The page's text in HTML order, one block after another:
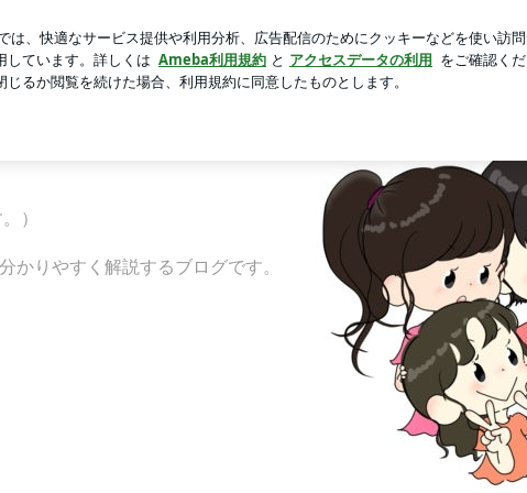
イプ。自咬症② | 獣医師youのつぶやき。
Blog Ameblo
キロ減量した方法
）
かりやすく解説するブログです。